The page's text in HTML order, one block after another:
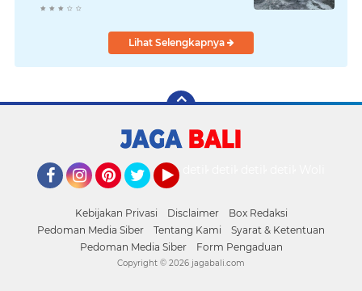
Lihat Selengkapnya
Kebijakan Privasi Disclaimer
Box Redaksi
Pedoman Media Siber
Tentang Kami
Syarat & Ketentuan
Pedoman Media Siber
Form Pengaduan
Copyright © 2026 jagabali.com